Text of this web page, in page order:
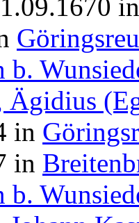
b.
Ägidius
in
in
b.